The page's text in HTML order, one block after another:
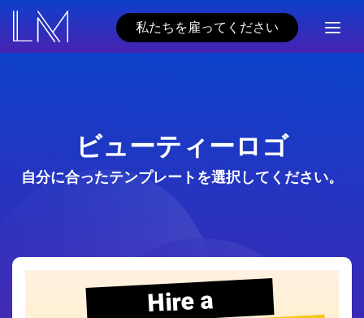
私たちを雇ってください
ビューティーロゴ
自分に合ったテンプレートを選択してください。
Hire a